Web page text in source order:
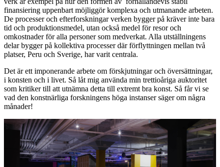
finansiering uppenbart möjliggör komplexa och utmanande arbeten.
De processer och efterforskningar verken bygger på kräver inte bara
tid och produktionsmedel, utan också medel för resor och
omkostnader för alla personer som medverkat. Alla utställningens
delar bygger på kollektiva processer där förflyttningen mellan två
platser, Peru och Sverige, har varit centrala.
Det är ett imponerande arbete om förskjutningar och översättningar,
i konsten och i livet. Så låt mig använda min trettioåriga auktoritet
som kritiker till att utnämna detta till extremt bra konst. Så får vi se
vad den konstnärliga forskningens höga instanser säger om några
månader!